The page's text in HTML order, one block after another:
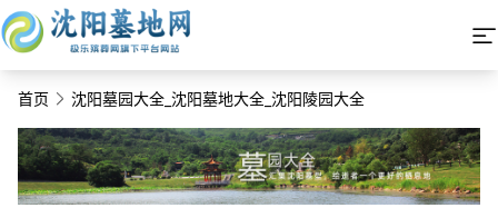
首页 沈阳墓园大全_沈阳墓地大全_沈阳陵园大全